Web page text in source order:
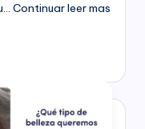
Continuar leer mas